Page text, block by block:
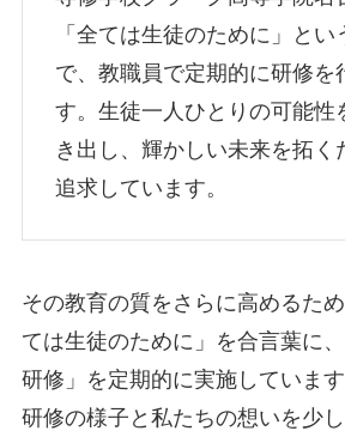
「全ては生徒のために」とい
で、教職員で定期的に研修を
す。生徒一人ひとりの可能性
き出し、輝かしい未来を拓く
追求しています。
その教育の質をさらに高めるた
ては生徒のために」を合言葉に
研修」を定期的に実施していま
研修の様子と私たちの想いを少し